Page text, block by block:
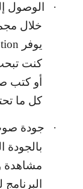
·
الوصول
خلال
يوفر
كنت
أو كتب
كل ما
· جودة
بالجودة
مشاهدة